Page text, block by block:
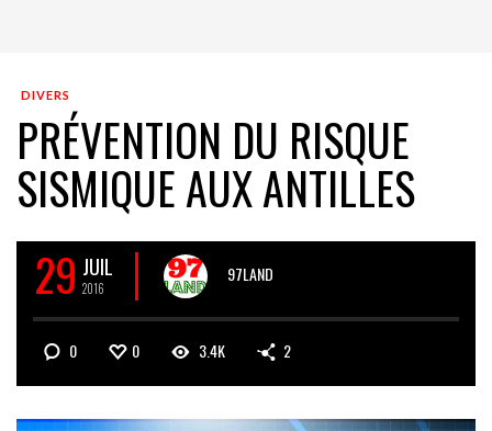
DIVERS
PRÉVENTION DU RISQUE
SISMIQUE AUX ANTILLES
29 JUIL
2016
97LAND
0 0 3.4K 2